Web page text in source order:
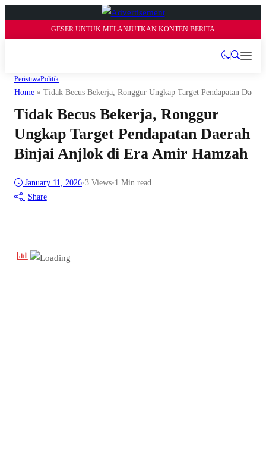
GESER UNTUK MELANJUTKAN KONTEN BERITA
PeristiwaPolitik
Home » Tidak Becus Bekerja, Ronggur Ungkap Target Pendapatan
Tidak Becus Bekerja, Ronggur
Ungkap Target Pendapatan Daerah
Binjai Anjlok di Era Amir Hamzah
January 11, 2026•3 Views•1 Min read
Share